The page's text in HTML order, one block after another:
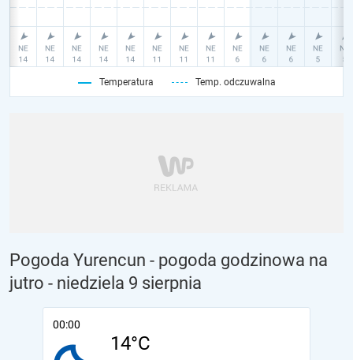
Temperatura Temp. odczuwalna
Pogoda Yurencun - pogoda godzinowa na
jutro - niedziela 9 sierpnia
00:00
14°C